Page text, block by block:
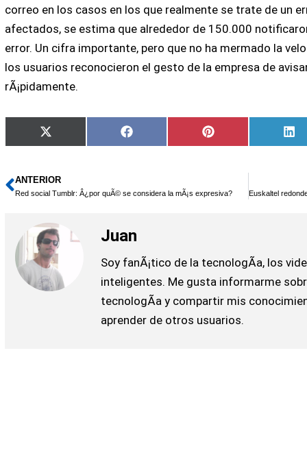
correo en los casos en los que realmente se trate de un
afectados, se estima que alrededor de 150.000
error. Un cifra importante, pero que no ha mermado la
los usuarios reconocieron el gesto de la empresa de
rÃ¡pidamente.
Compartir
en
X
(Twitter)
Compartir
en
Facebook
Compartir
en
Pinterest
en
Ant
ANTERIOR
Red social Tumblr: Â¿por quÃ© se considera la mÃ¡s expresiva?
Juan
Soy fanÃ¡tico de la tecnologÃ­a, los
inteligentes. Me gusta informarme
tecnologÃ­a y compartir mis
aprender de otros usuarios.